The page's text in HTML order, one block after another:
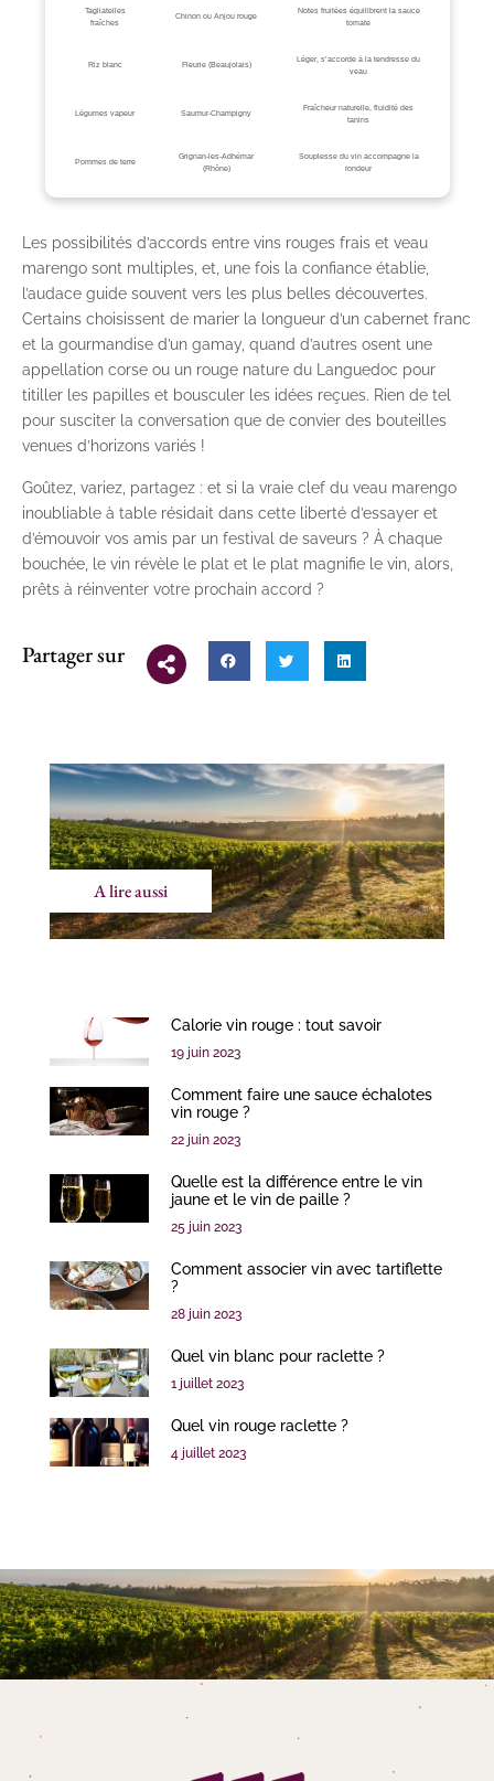
Tagliatelles
fraîches
Chinon ou Anjou rouge
Notes fruitées équilibrent la sauce
tomate
Riz blanc Fleurie (Beaujolais)
Léger, s’accorde à la tendresse du
veau
Légumes vapeur Saumur-Champigny
Fraîcheur naturelle, fluidité des
tanins
Pommes de terre
Grignan-les-Adhémar
(Rhône)
Souplesse du vin accompagne la
rondeur
Les possibilités d’accords entre vins rouges frais et veau
marengo sont multiples, et, une fois la confiance établie,
l’audace guide souvent vers les plus belles découvertes.
Certains choisissent de marier la longueur d’un cabernet franc
et la gourmandise d’un gamay, quand d’autres osent une
appellation corse ou un rouge nature du Languedoc pour
titiller les papilles et bousculer les idées reçues. Rien de tel
pour susciter la conversation que de convier des bouteilles
venues d’horizons variés !
Goûtez, variez, partagez : et si la vraie clef du veau marengo
inoubliable à table résidait dans cette liberté d’essayer et
d’émouvoir vos amis par un festival de saveurs ? À chaque
bouchée, le vin révèle le plat et le plat magnifie le vin, alors,
prêts à réinventer votre prochain accord ?
Partager sur
A lire aussi
Calorie vin rouge : tout savoir
19 juin 2023
Comment faire une sauce échalotes
vin rouge ?
22 juin 2023
Quelle est la différence entre le vin
jaune et le vin de paille ?
25 juin 2023
Comment associer vin avec tartiflette
?
28 juin 2023
Quel vin blanc pour raclette ?
1 juillet 2023
Quel vin rouge raclette ?
4 juillet 2023